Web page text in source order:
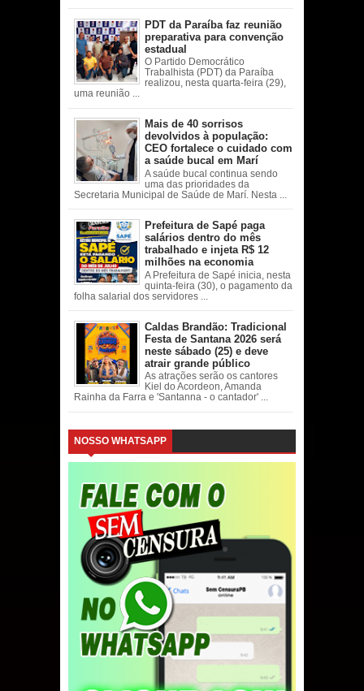
PDT da Paraíba faz reunião
preparativa para convenção
estadual
O Partido Democrático
Trabalhista (PDT) da Paraíba
realizou, nesta quarta-feira (29),
uma reunião ...
Mais de 40 sorrisos
devolvidos à população:
CEO fortalece o cuidado com
a saúde bucal em Marí
A saúde bucal continua sendo
uma das prioridades da
Secretaria Municipal de Saúde de Marí. Nesta ...
Prefeitura de Sapé paga
salários dentro do mês
trabalhado e injeta R$ 12
milhões na economia
A Prefeitura de Sapé inicia, nesta
quinta-feira (30), o pagamento da
folha salarial dos servidores ...
Caldas Brandão: Tradicional
Festa de Santana 2026 será
neste sábado (25) e deve
atrair grande público
As atrações serão os cantores
Kiel do Acordeon, Amanda
Rainha da Farra e 'Santanna - o cantador' ...
NOSSO WHATSAPP